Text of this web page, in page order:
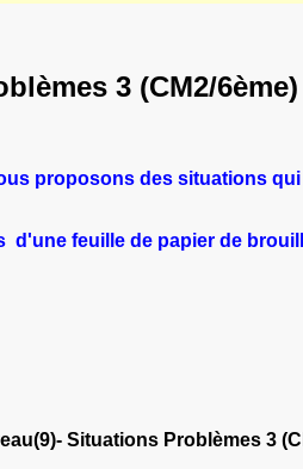
3 (CM2/6ème)
proposons des situations
d'une feuille de papier de
Situations Problèmes 3